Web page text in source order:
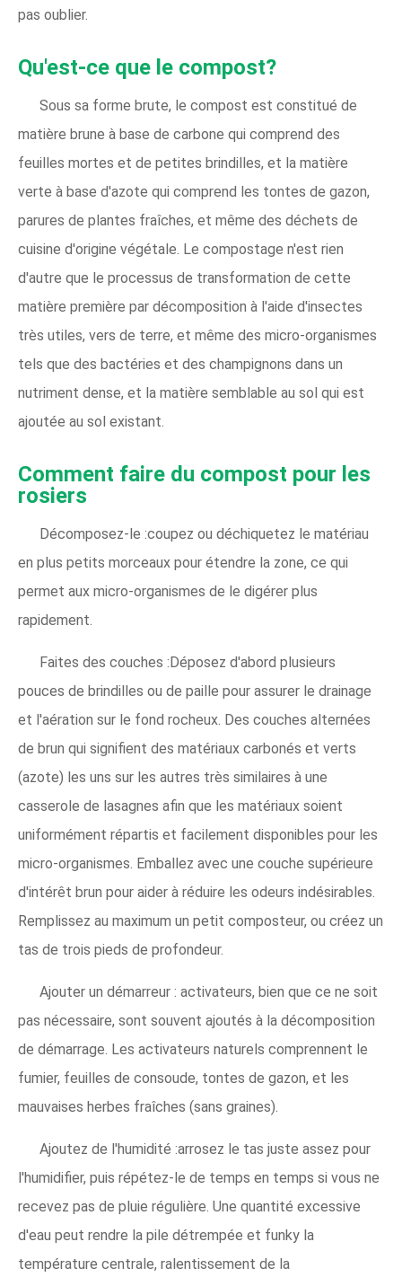
pas oublier.
Qu'est-ce que le compost?
Sous sa forme brute, le compost est constitué de
matière brune à base de carbone qui comprend des
feuilles mortes et de petites brindilles, et la matière
verte à base d'azote qui comprend les tontes de gazon,
parures de plantes fraîches, et même des déchets de
cuisine d'origine végétale. Le compostage n'est rien
d'autre que le processus de transformation de cette
matière première par décomposition à l'aide d'insectes
très utiles, vers de terre, et même des micro-organismes
tels que des bactéries et des champignons dans un
nutriment dense, et la matière semblable au sol qui est
ajoutée au sol existant.
Comment faire du compost pour les
rosiers
Décomposez-le :coupez ou déchiquetez le matériau
en plus petits morceaux pour étendre la zone, ce qui
permet aux micro-organismes de le digérer plus
rapidement.
Faites des couches :Déposez d'abord plusieurs
pouces de brindilles ou de paille pour assurer le drainage
et l'aération sur le fond rocheux. Des couches alternées
de brun qui signifient des matériaux carbonés et verts
(azote) les uns sur les autres très similaires à une
casserole de lasagnes afin que les matériaux soient
uniformément répartis et facilement disponibles pour les
micro-organismes. Emballez avec une couche supérieure
d'intérêt brun pour aider à réduire les odeurs indésirables.
Remplissez au maximum un petit composteur, ou créez un
tas de trois pieds de profondeur.
Ajouter un démarreur : activateurs, bien que ce ne soit
pas nécessaire, sont souvent ajoutés à la décomposition
de démarrage. Les activateurs naturels comprennent le
fumier, feuilles de consoude, tontes de gazon, et les
mauvaises herbes fraîches (sans graines).
Ajoutez de l'humidité :arrosez le tas juste assez pour
l'humidifier, puis répétez-le de temps en temps si vous ne
recevez pas de pluie régulière. Une quantité excessive
d'eau peut rendre la pile détrempée et funky la
température centrale, ralentissement de la